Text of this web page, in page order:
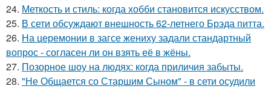
24. Меткость и стиль: когда хобби становится искусством.
25. В сети обсуждают внешность 62-летнего Брэда питта.
26. На церемонии в загсе жениху задали стандартный
вопрос - согласен ли он взять её в жёны.
27. Позорное шоу на людях: когда приличия забыты.
28. "Не Общается со Старшим Сыном" - в сети осудили